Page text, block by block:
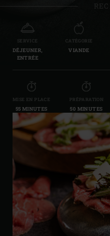
SERVICE
DÉJEUNER,
ENTRÉE
CATÉGORIE
VIANDE
MISE EN PLACE
55 MINUTES
PRÉPARATION
50 MINUTES